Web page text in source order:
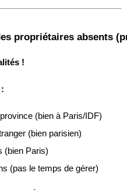
propriétaires absents
!
(bien à Paris/IDF)
(bien parisien)
(bien Paris)
(pas le temps de gérer)